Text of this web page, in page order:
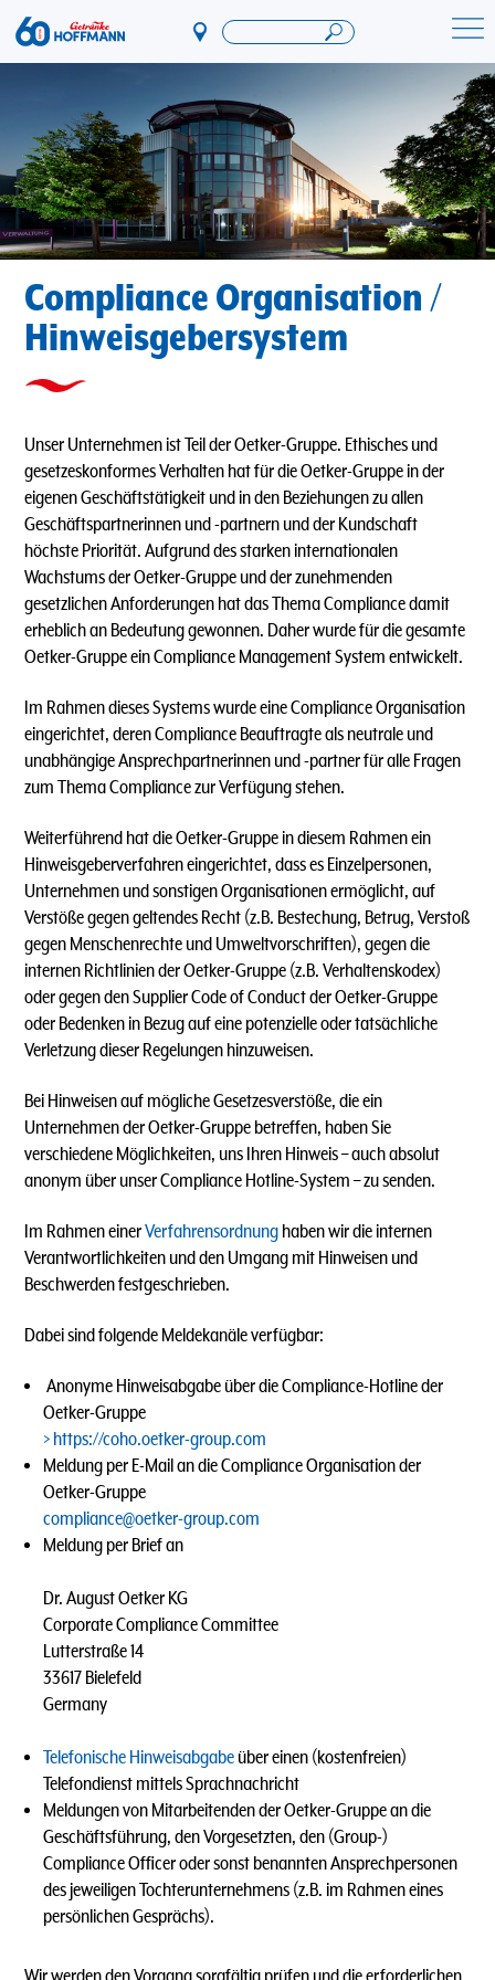
Direkt
zum
Inhalt
Startseite Getränke Hoffmann
Compliance Organisation /
Hinweisgebersystem
Unser Unternehmen ist Teil der Oetker-Gruppe. Ethisches und
gesetzeskonformes Verhalten hat für die Oetker-Gruppe in der
eigenen Geschäftstätigkeit und in den Beziehungen zu allen
Geschäftspartnerinnen und -partnern und der Kundschaft
höchste Priorität. Aufgrund des starken internationalen
Wachstums der Oetker-Gruppe und der zunehmenden
gesetzlichen Anforderungen hat das Thema Compliance damit
erheblich an Bedeutung gewonnen. Daher wurde für die gesamte
Oetker-Gruppe ein Compliance Management System entwickelt.
Im Rahmen dieses Systems wurde eine Compliance Organisation
eingerichtet, deren Compliance Beauftragte als neutrale und
unabhängige Ansprechpartnerinnen und -partner für alle Fragen
zum Thema Compliance zur Verfügung stehen.
Weiterführend hat die Oetker-Gruppe in diesem Rahmen ein
Hinweisgeberverfahren eingerichtet, dass es Einzelpersonen,
Unternehmen und sonstigen Organisationen ermöglicht, auf
Verstöße gegen geltendes Recht (z.B. Bestechung, Betrug, Verstoß
gegen Menschenrechte und Umweltvorschriften), gegen die
internen Richtlinien der Oetker-Gruppe (z.B. Verhaltenskodex)
oder gegen den Supplier Code of Conduct der Oetker-Gruppe
oder Bedenken in Bezug auf eine potenzielle oder tatsächliche
Verletzung dieser Regelungen hinzuweisen.
Bei Hinweisen auf mögliche Gesetzesverstöße, die ein
Unternehmen der Oetker-Gruppe betreffen, haben Sie
verschiedene Möglichkeiten, uns Ihren Hinweis – auch absolut
anonym über unser Compliance Hotline-System – zu senden.
Im Rahmen einerVerfahrensordnung haben wir die internen
Verantwortlichkeiten und den Umgang mit Hinweisen und
Beschwerden festgeschrieben.
Dabei sind folgende Meldekanäle verfügbar:
Anonyme Hinweisabgabe über die Compliance-Hotline der
Oetker-Gruppe
https://coho.oetker-group.com
Meldung per E-Mail an die Compliance Organisation der
Oetker-Gruppe
compliance@oetker-group.com
Meldung per Brief an
Dr. August Oetker KG
Corporate Compliance Committee
Lutterstraße 14
33617 Bielefeld
Germany
Telefonische Hinweisabgabe über einen (kostenfreien)
Telefondienst mittels Sprachnachricht
Meldungen von Mitarbeitenden der Oetker-Gruppe an die
Geschäftsführung, den Vorgesetzten, den (Group-)
Compliance Officer oder sonst benannten Ansprechpersonen
des jeweiligen Tochterunternehmens (z.B. im Rahmen eines
persönlichen Gesprächs).